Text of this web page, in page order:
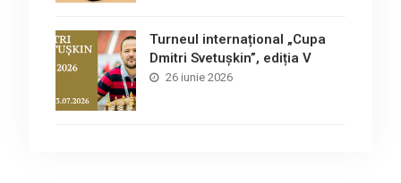
Turneul internațional „Cupa
Dmitri Svetușkin”, ediția V
26 iunie 2026